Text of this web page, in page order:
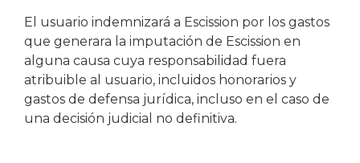
El usuario indemnizará a Escission por los gastos
que generara la imputación de Escission en
alguna causa cuya responsabilidad fuera
atribuible al usuario, incluidos honorarios y
gastos de defensa jurídica, incluso en el caso de
una decisión judicial no definitiva.